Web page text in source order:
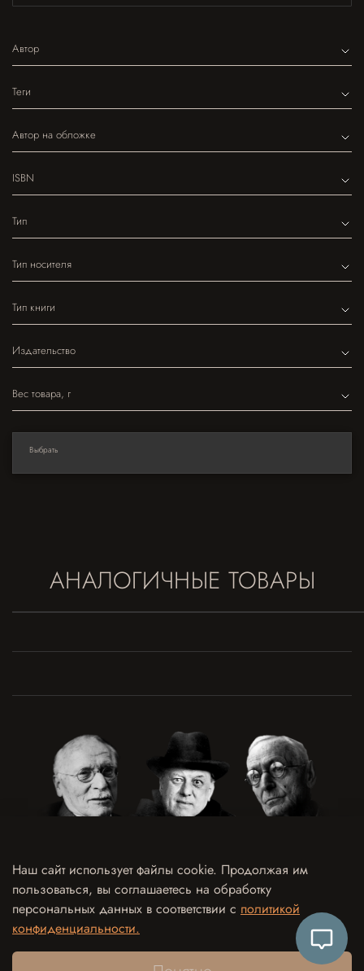
Автор
Теги
Автор на обложке
ISBN
Тип
Тип носителя
Тип книги
Издательство
Вес товара, г
Выбрать
АНАЛОГИЧНЫЕ ТОВАРЫ
Договор оферты
Политика конфиденциальности и обработки персональных данных
Согласие на обработку персональных данных
Согласие на рекламно-информационные рассылки
Согласие на использование отзыва в рекламных целях
Наш сайт использует файлы cookie. Продолжая им
пользоваться, вы соглашаетесь на обработку
персональных данных в соответствии с политикой
конфиденциальности.